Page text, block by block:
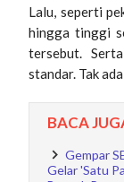
Lalu, seperti
hingga tinggi
tersebut.
standar. Tak
BACA
Gempar
Gelar 'Satu